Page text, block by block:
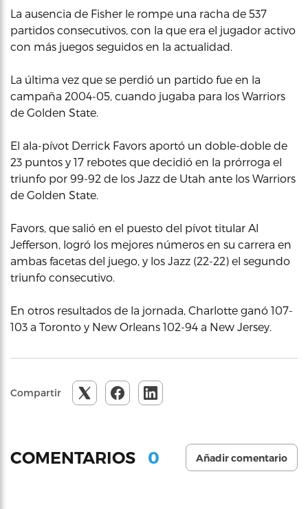
La ausencia de Fisher le rompe una racha de 537
partidos consecutivos, con la que era el jugador activo
con más juegos seguidos en la actualidad.
La última vez que se perdió un partido fue en la
campaña 2004-05, cuando jugaba para los Warriors
de Golden State.
El ala-pívot Derrick Favors aportó un doble-doble de
23 puntos y 17 rebotes que decidió en la prórroga el
triunfo por 99-92 de los Jazz de Utah ante los Warriors
de Golden State.
Favors, que salió en el puesto del pívot titular Al
Jefferson, logró los mejores números en su carrera en
ambas facetas del juego, y los Jazz (22-22) el segundo
triunfo consecutivo.
En otros resultados de la jornada, Charlotte ganó 107-
103 a Toronto y New Orleans 102-94 a New Jersey.
Compartir
COMENTARIOS 0 Añadir comentario